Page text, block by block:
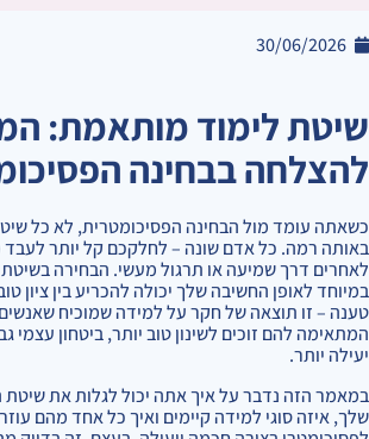
30/06/2026
שיטת לימוד מותאמת:
להצלחה בבחינה
כשאתה עומד מול הבחינה הפסיכומטרית, לא כל
באותה רמה. כל אדם שונה – לחלקכם קל יותר
לאחרים דרך שמיעה או תרגול מעשי. הבחירה
במיוחד לאופן החשיבה שלך יכולה להכריע בין ציון
טענה – זו תוצאה של חקר על למידה שמוכיח
המתאימה להם זוכים לשינון טוב יותר, ביטחון עצמי
יעילה יותר.
במאמר הזה נדבר על איך אתה יכול לגלות את
שלך, איזה סוגי למידה קיימים ואיך כל אחד מהם